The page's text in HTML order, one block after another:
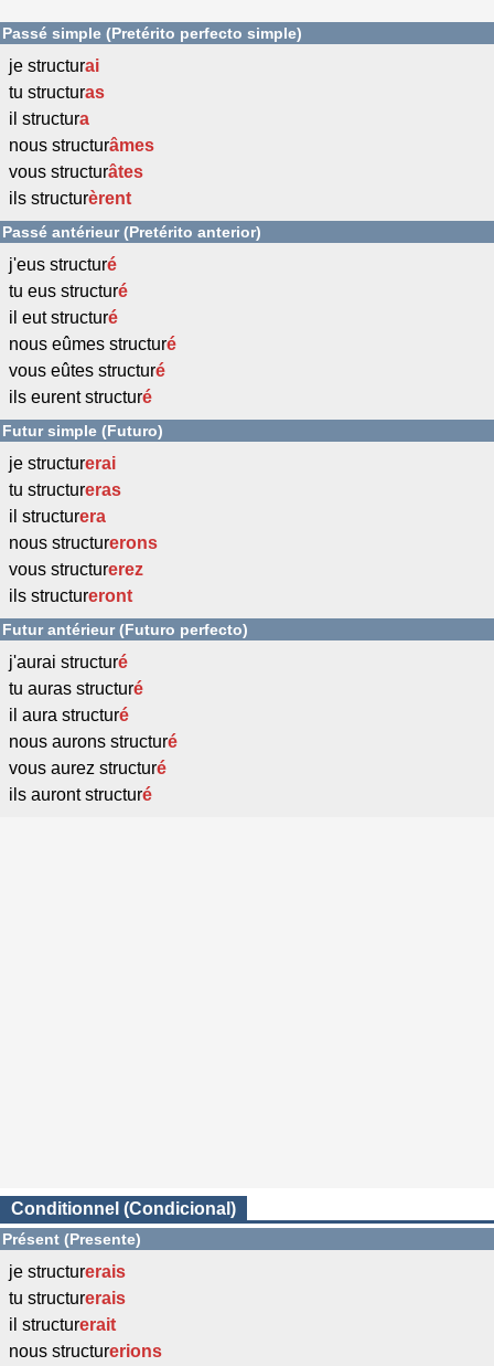
Passé simple (Pretérito perfecto simple)
je structurai
tu structuras
il structura
nous structurâmes
vous structurâtes
ils structurèrent
Passé antérieur (Pretérito anterior)
j'eus structuré
tu eus structuré
il eut structuré
nous eûmes structuré
vous eûtes structuré
ils eurent structuré
Futur simple (Futuro)
je structurerai
tu structureras
il structurera
nous structurerons
vous structurerez
ils structureront
Futur antérieur (Futuro perfecto)
j'aurai structuré
tu auras structuré
il aura structuré
nous aurons structuré
vous aurez structuré
ils auront structuré
Conditionnel (Condicional)
Présent (Presente)
je structurerais
tu structurerais
il structurerait
nous structurerions